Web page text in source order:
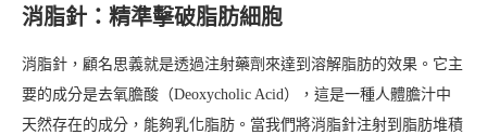
消脂針：精準擊破脂肪細胞
消脂針，顧名思義就是透過注射藥劑來達到溶解脂肪的效果。它主
要的成分是去氧膽酸（Deoxycholic Acid），這是一種人體膽汁中
天然存在的成分，能夠乳化脂肪。當我們將消脂針注射到脂肪堆積